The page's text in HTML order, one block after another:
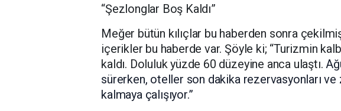
“Şezlonglar Boş Kaldı”
Meğer bütün kılıçlar bu haberden sonra
içerikler bu haberde var. Şöyle ki; “Turizmin
kaldı. Doluluk yüzde 60 düzeyine anca ulaştı.
sürerken, oteller son dakika rezervasyonları ve
kalmaya çalışıyor.”